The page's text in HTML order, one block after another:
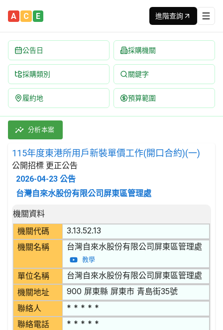
A C E 進階查詢
公告日 採購機關
採購類別 關鍵字
履約地 預算範圍
115年度東港所用戶新裝單價工作(開口合約)(一) 招標公告 |
採購類別：勞務類 土木工程施工服務 | 招標方式：公開招
分析本案
115年度東港所用戶新裝單價工作(開口合約)(一)
公開招標 更正公告
2026-04-23 公告
台灣自來水股份有限公司屏東區管理處
招標公告詳細內容
機關資料
機關代碼
3.13.52.13
機關名稱 台灣自來水股份有限公司屏東區管理處
教學
單位名稱 台灣自來水股份有限公司屏東區管理處
機關地址 900 屏東縣 屏東市 青島街35號
聯絡人 * * * * *
聯絡電話 * * * * *